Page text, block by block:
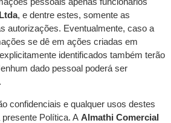
, e dentre estes, somente as
autorizações. Eventualmente, caso a
se dê em ações criadas em
identificados também terão
dado pessoal poderá ser
confidenciais e qualquer usos destes
Política. A Almathi Comercial